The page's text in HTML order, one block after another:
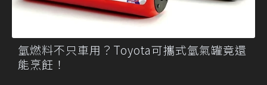
氫燃料不只車用？Toyota可攜式氫氣罐竟還
能烹飪！